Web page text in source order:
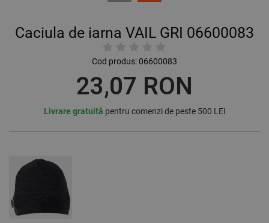
Caciula de iarna VAIL GRI 06600083
Cod produs:06600083
23,07 RON
Livrare gratuită pentru comenzi de peste 500 LEI